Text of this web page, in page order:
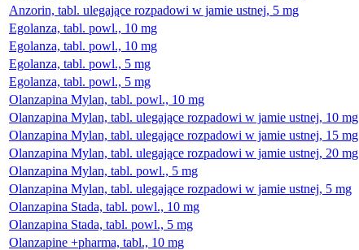
Anzorin, tabl. ulegające rozpadowi w jamie ustnej, 5 mg
Egolanza, tabl. powl., 10 mg
Egolanza, tabl. powl., 10 mg
Egolanza, tabl. powl., 5 mg
Egolanza, tabl. powl., 5 mg
Olanzapina Mylan, tabl. powl., 10 mg
Olanzapina Mylan, tabl. ulegające rozpadowi w jamie ustnej, 10 mg
Olanzapina Mylan, tabl. ulegające rozpadowi w jamie ustnej, 15 mg
Olanzapina Mylan, tabl. ulegające rozpadowi w jamie ustnej, 20 mg
Olanzapina Mylan, tabl. powl., 5 mg
Olanzapina Mylan, tabl. ulegające rozpadowi w jamie ustnej, 5 mg
Olanzapina Stada, tabl. powl., 10 mg
Olanzapina Stada, tabl. powl., 5 mg
Olanzapine +pharma, tabl., 10 mg